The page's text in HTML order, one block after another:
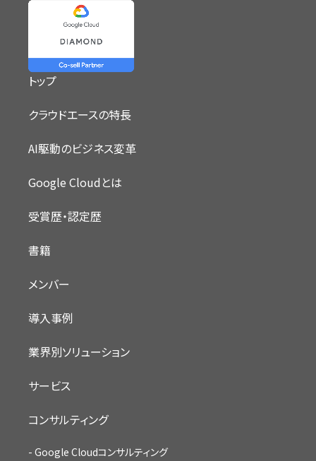
トップ
クラウドエースの特長
AI駆動のビジネス変革
Google Cloudとは
受賞歴・認定歴
書籍
メンバー
導入事例
業界別ソリューション
サービス
コンサルティング
Google Cloudコンサルティング